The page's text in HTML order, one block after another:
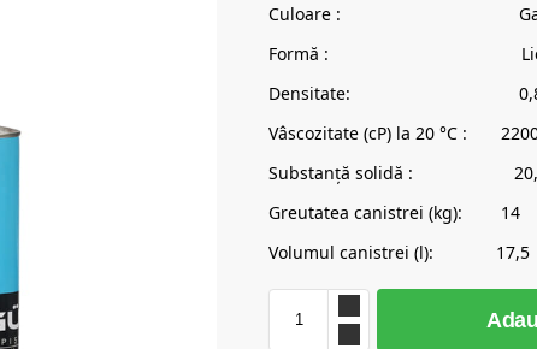
Culoare : Galben
Formă : Lichid
Densitate: 0,860-
Vâscozitate (cP) la 20 °C :
Substanță solidă : 20,50
Greutatea canistrei (kg): 14
Volumul canistrei (l): 17,5